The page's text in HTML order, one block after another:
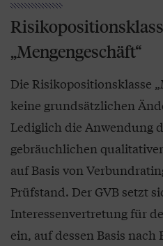
„Mengengeschäft“
Die Risikopositionsklasse
keine grundsätzlichen
Lediglich die Anwendung
gebräuchlichen
auf Basis von
Prüfstand. Der GVB setzt
Interessenvertretung für
ein, auf dessen Basis nach